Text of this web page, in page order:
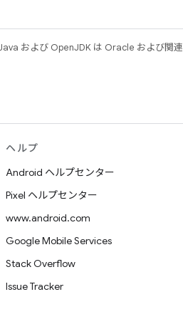
および OpenJDK は Oracle および関連
ヘルプ
Android ヘルプセンター
Pixel ヘルプセンター
www.android.com
Google Mobile Services
Stack Overflow
Issue Tracker